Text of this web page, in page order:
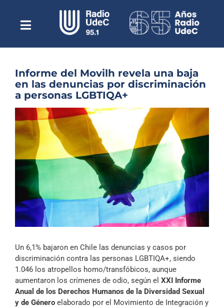
contenidoToggle
NavigationEscuchar Radio UdeC en vivo
Quiénes Somos
Programación
Podcast
Noticias
Reportajes
Columnas
Música Clásica
Especiales
Informe del Movilh revela una baja
en las denuncias por discriminación
a personas LGBTIQA+
Ver
imagen
más
grande
Un 6,1% bajaron en Chile las denuncias y casos por
discriminación contra las personas LGBTIQA+, siendo
1.046 los atropellos homo/transfóbicos, aunque
aumentaron los crímenes de odio, según el XXI Informe
Anual de los Derechos Humanos de la Diversidad Sexual
y de Género elaborado por el Movimiento de Integración y